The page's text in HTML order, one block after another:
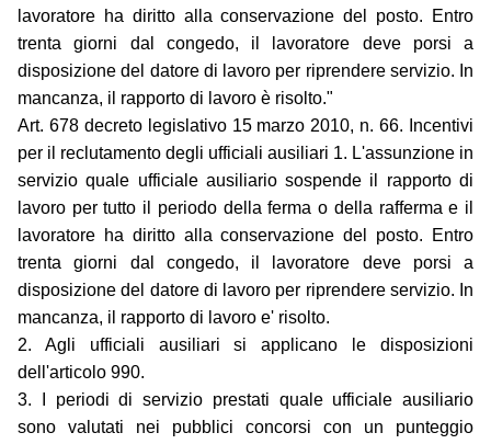
lavoratore ha diritto alla conservazione del posto. Entro
trenta giorni dal congedo, il lavoratore deve porsi a
disposizione del datore di lavoro per riprendere servizio. In
mancanza, il rapporto di lavoro è risolto."
Art. 678 decreto legislativo 15 marzo 2010, n. 66. Incentivi
per il reclutamento degli ufficiali ausiliari 1. L'assunzione in
servizio quale ufficiale ausiliario sospende il rapporto di
lavoro per tutto il periodo della ferma o della rafferma e il
lavoratore ha diritto alla conservazione del posto. Entro
trenta giorni dal congedo, il lavoratore deve porsi a
disposizione del datore di lavoro per riprendere servizio. In
mancanza, il rapporto di lavoro e' risolto.
2. Agli ufficiali ausiliari si applicano le disposizioni
dell'articolo 990.
3. I periodi di servizio prestati quale ufficiale ausiliario
sono valutati nei pubblici concorsi con un punteggio